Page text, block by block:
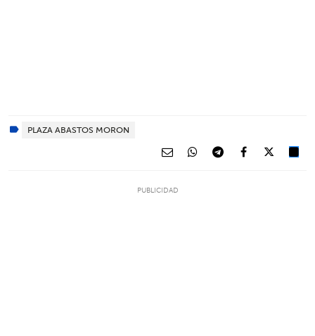
PLAZA ABASTOS MORON